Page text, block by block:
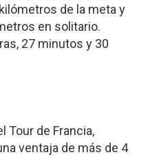
de la meta y
en solitario.
27 minutos y 30
Tour de Francia,
ventaja de más de 4